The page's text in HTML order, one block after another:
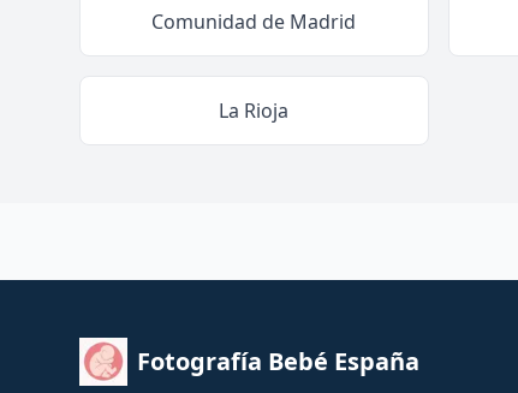
Comunidad de Madrid
La Rioja
Fotografía Bebé España